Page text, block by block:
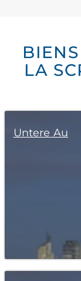
LA
Untere Au